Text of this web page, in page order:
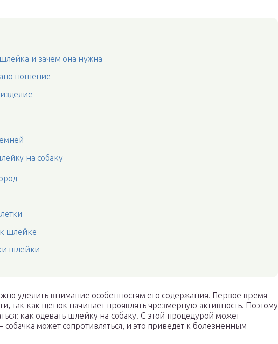
и зачем она нужна
ношение
на собаку
шлейке
шлейки
уделить внимание особенностям его содержания. Первое время
так как щенок начинает проявлять чрезмерную активность. Поэтому
как одевать шлейку на собаку. С этой процедурой может
собачка может сопротивляться, и это приведет к болезненным